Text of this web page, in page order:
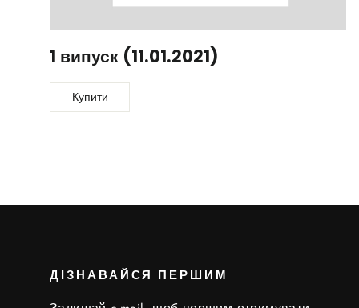
1 випуск (11.01.2021)
Купити
ДІЗНАВАЙСЯ ПЕРШИМ